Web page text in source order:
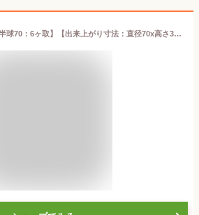
シリコン焼き型【半球70：6ヶ取】【出来上がり寸法：直径70x高さ35mm】本体サイズ300x175mm シリコン型 オーブン対応 食器洗浄機対応 電子レンジ対応 シリコマート シリコンフレックス プチケーキ デザート ドルチェ 家庭用 業務用